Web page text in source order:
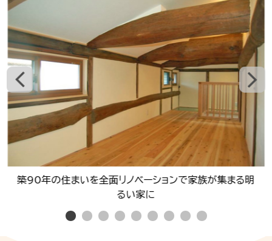
築90年の住まいを全面リノベーションで家族が集まる明
るい家に